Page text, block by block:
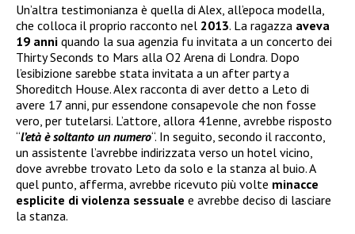
Un’altra testimonianza è quella di Alex, all’epoca modella,
che colloca il proprio racconto nel 2013. La ragazza aveva
19 anni quando la sua agenzia fu invitata a un concerto dei
Thirty Seconds to Mars alla O2 Arena di Londra. Dopo
l’esibizione sarebbe stata invitata a un after party a
Shoreditch House. Alex racconta di aver detto a Leto di
avere 17 anni, pur essendone consapevole che non fosse
vero, per tutelarsi. L’attore, allora 41enne, avrebbe risposto
“l’età è soltanto un numero“. In seguito, secondo il racconto,
un assistente l’avrebbe indirizzata verso un hotel vicino,
dove avrebbe trovato Leto da solo e la stanza al buio. A
quel punto, afferma, avrebbe ricevuto più volte minacce
esplicite di violenza sessuale e avrebbe deciso di lasciare
la stanza.